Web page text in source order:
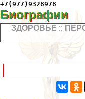
+7(977)9328978
Биографии
ЗДОРОВЬЕ ::